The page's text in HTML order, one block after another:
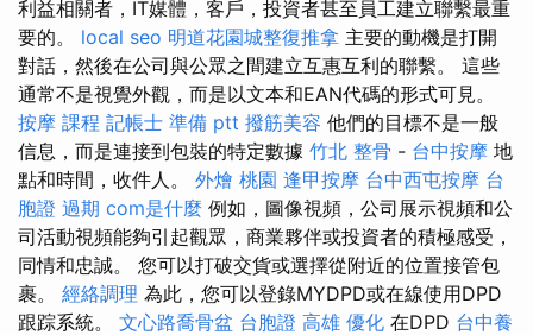
利益相關者，IT媒體，客戶，投資者甚至員工建立聯繫最重
要的。 local seo 明道花園城整復推拿 主要的動機是打開
對話，然後在公司與公眾之間建立互惠互利的聯繫。 這些
通常不是視覺外觀，而是以文本和EAN代碼的形式可見。
按摩 課程 記帳士 準備 ptt 撥筋美容 他們的目標不是一般
信息，而是連接到包裝的特定數據 竹北 整骨 - 台中按摩 地
點和時間，收件人。 外燴 桃園 逢甲按摩 台中西屯按摩 台
胞證 過期 com是什麼 例如，圖像視頻，公司展示視頻和公
司活動視頻能夠引起觀眾，商業夥伴或投資者的積極感受，
同情和忠誠。 您可以打破交貨或選擇從附近的位置接管包
裹。 經絡調理 為此，您可以登錄MYDPD或在線使用DPD
跟踪系統。 文心路喬骨盆 台胞證 高雄 優化 在DPD 台中養